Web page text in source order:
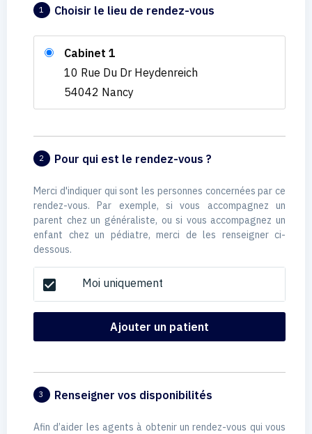
1 Choisir le lieu de rendez-vous
Cabinet 1
10 Rue Du Dr Heydenreich
54042 Nancy
2 Pour qui est le rendez-vous ?
Merci d'indiquer qui sont les personnes concernées par ce
rendez-vous. Par exemple, si vous accompagnez un
parent chez un généraliste, ou si vous accompagnez un
enfant chez un pédiatre, merci de les renseigner ci-
dessous.
check_box Moi uniquement
Ajouter un patient
3 Renseigner vos disponibilités
Afin d’aider les agents à obtenir un rendez-vous qui vous